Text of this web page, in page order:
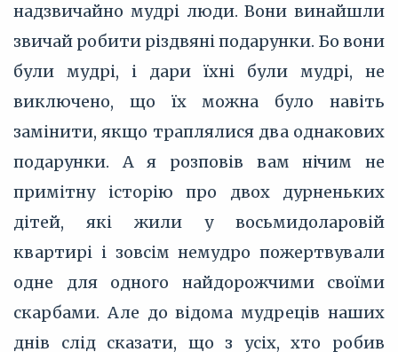
надзвичайно мудрі люди. Вони винайшли
звичай робити різдвяні подарунки. Бо вони
були мудрі, і дари їхні були мудрі, не
виключено, що їх можна було навіть
замінити, якщо траплялися два однакових
подарунки. А я розповів вам нічим не
примітну історію про двох дурненьких
дітей, які жили у восьмидоларовій
квартирі і зовсім немудро пожертвували
одне для одного найдорожчими своїми
скарбами. Але до відома мудреців наших
днів слід сказати, що з усіх, хто робив